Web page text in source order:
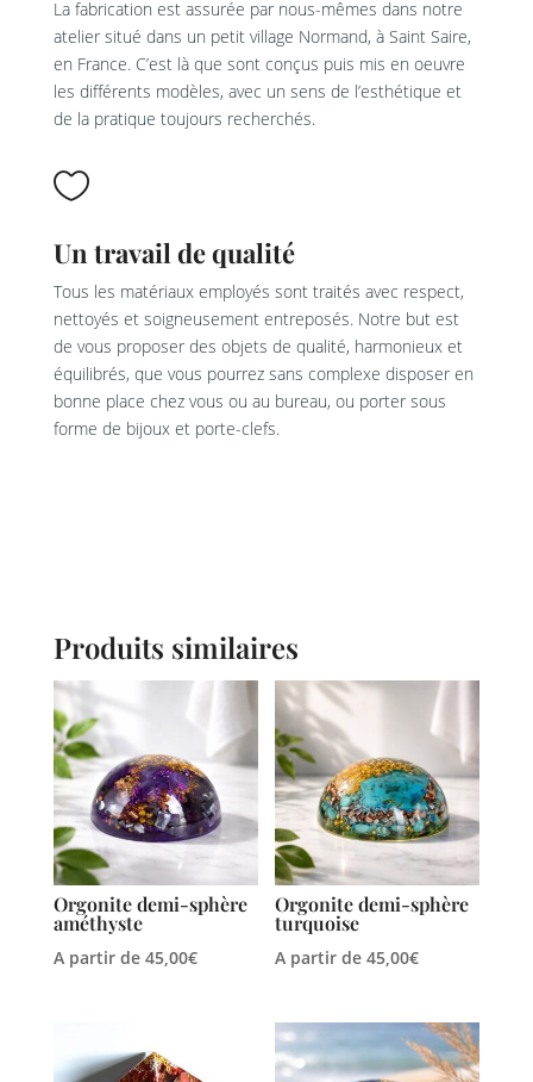
La fabrication est assurée par nous-mêmes dans notre
atelier situé dans un petit village Normand, à Saint Saire,
en France. C’est là que sont conçus puis mis en oeuvre
les différents modèles, avec un sens de l’esthétique et
de la pratique toujours recherchés.

Un travail de qualité
Tous les matériaux employés sont traités avec respect,
nettoyés et soigneusement entreposés. Notre but est
de vous proposer des objets de qualité, harmonieux et
équilibrés, que vous pourrez sans complexe disposer en
bonne place chez vous ou au bureau, ou porter sous
forme de bijoux et porte-clefs.
Produits similaires
Orgonite demi-sphère
améthyste
A partir de 45,00€
Orgonite demi-sphère
turquoise
A partir de45,00€